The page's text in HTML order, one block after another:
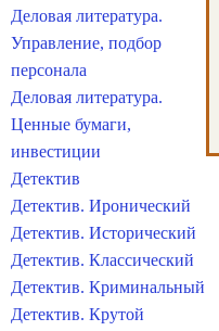
Деловая литература.
Управление, подбор
персонала
Деловая литература.
Ценные бумаги,
инвестиции
Детектив
Детектив. Иронический
Детектив. Исторический
Детектив. Классический
Детектив. Криминальный
Детектив. Крутой